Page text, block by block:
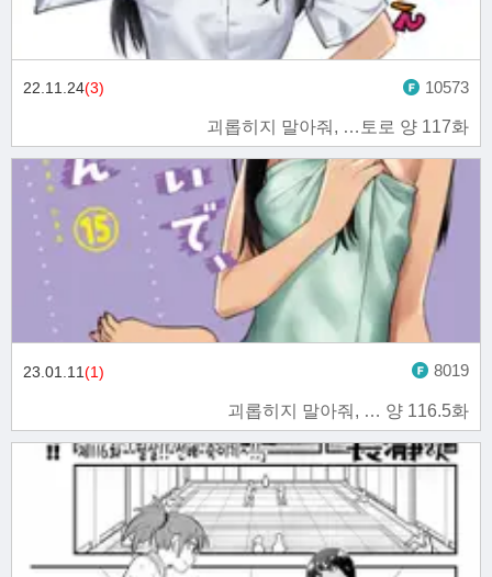
괴롭히지 말아줘, …토로 양 117화
22.11.24(3) 10573
괴롭히지 말아줘, … 양 116.5화
23.01.11(1) 8019